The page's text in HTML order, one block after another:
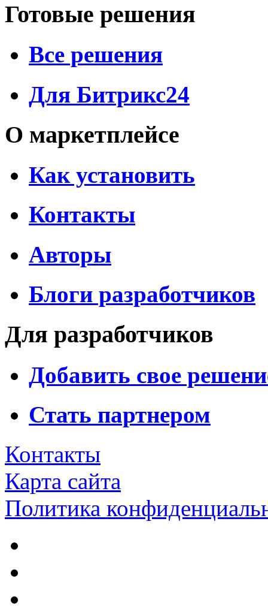
Готовые решения
Все решения
Для Битрикс24
О маркетплейсе
Как установить
Контакты
Авторы
Блоги разработчиков
Для разработчиков
Добавить свое
Стать партнером
Контакты
Карта сайта
Политика